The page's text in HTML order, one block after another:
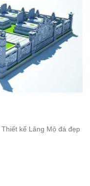
kế Lăng Mộ đá đẹp